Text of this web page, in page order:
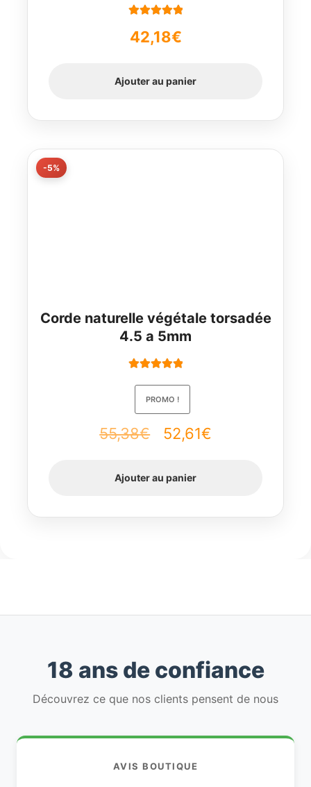
5
42,18€
Ajouter au panier
-5%
Corde naturelle végétale torsadée
4.5 a 5mm
PROMO !
55,38€
Le
initial
52,61€Le
Ajouter au panier
18 ans de confiance
Découvrez ce que nos clients pensent de nous
AVIS BOUTIQUE